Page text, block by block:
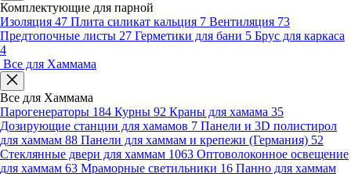
Комплектующие для парной
Изоляция 47 Плита силикат кальция 7 Вентиляция 73
Предтопочные листы 27 Герметики для бани 5 Брус для каркаса
4
Все для Хаммама
Все для Хаммама
Парогенераторы 184 Курны 92 Краны для хамама 35
Дозирующие станции для хамамов 7 Панели и 3D полистирол
для хаммам 88 Панели для хаммам и крепежи (Германия) 52
Стеклянные двери для хаммам 1063 Оптоволоконное освещение
для хаммам 63 Мраморные светильники 16 Панно для хаммам